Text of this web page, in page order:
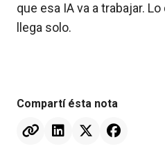
que esa IA va a trabajar.
llega solo.
Compartí ésta nota
   